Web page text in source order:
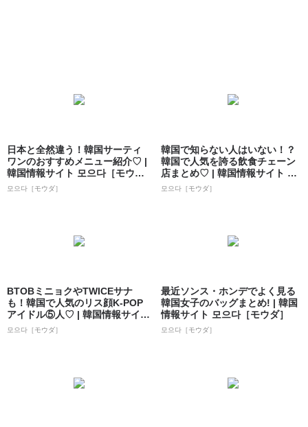
日本と全然違う！韓国サーティ
ワンのおすすめメニュー紹介♡ |
韓国情報サイト 모으다［モウ
ダ］
모으다［モウダ］
韓国で知らない人はいない！？
韓国で人気を誇る飲食チェーン
店まとめ♡ | 韓国情報サイト 모
으다［モ...
모으다［モウダ］
BTOBミニョクやTWICEサナ
も！韓国で人気のリス顔K-POP
アイドル⑤人♡ | 韓国情報サイ
ト...
모으다［モウダ］
最近ソンス・ホンデでよく見る
韓国女子のバッグまとめ! | 韓国
情報サイト 모으다［モウダ］
모으다［モウダ］